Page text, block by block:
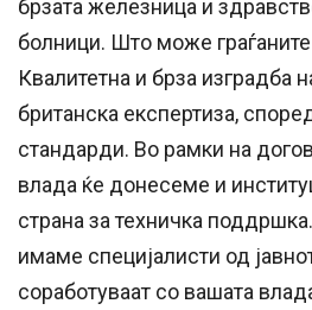
брзата железница и
болници. Што може
Квалитетна и брза изградба
британска експертиза,
стандарди. Во рамки на
влада ќе донесеме и
страна за техничка
имаме специјалисти од
соработуваат со вашата